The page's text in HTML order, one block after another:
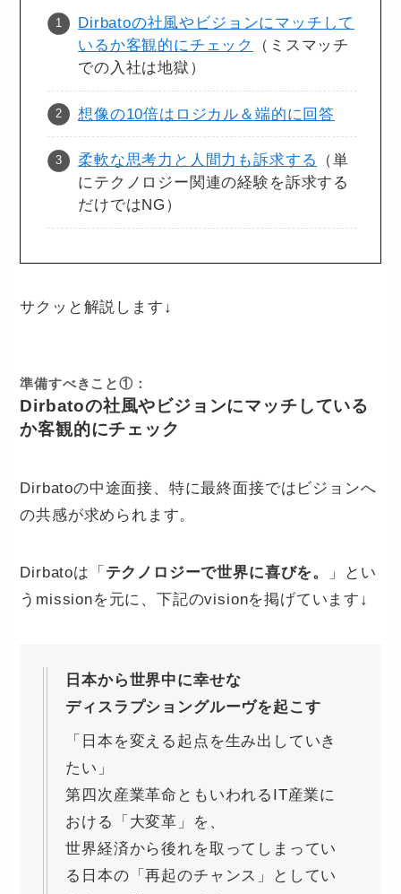
Dirbatoの社風やビジョンにマッチして
いるか客観的にチェック
（ミスマッチ
での入社は地獄）
想像の10倍はロジカル＆端的に回答
柔軟な思考力と人間力も訴求する
（単
にテクノロジー関連の経験を訴求する
だけではNG）
サクッと解説します↓
準備すべきこと①：
Dirbatoの社風やビジョンにマッチしている
か客観的にチェック
Dirbatoの中途面接、特に最終面接ではビジョンへ
の共感が求められます。
Dirbatoは「 テクノロジーで世界に喜びを。
」とい
うmissionを元に、下記のvisionを掲げています↓
日本から世界中に幸せな
ディスラプショングルーヴを起こす
「⽇本を変える起点を生み出していき
たい」
第四次産業⾰命ともいわれるIT産業に
おける「⼤変⾰」を、
世界経済から後れを取ってしまってい
る⽇本の「再起のチャンス」としてい